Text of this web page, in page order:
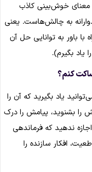
خوش‌بینی کاذب
به چالش‌هاست. یعنی
به توانایی حل آن
بگیرم).
کنم؟
یاد بگیرید که آن را
بشنوید، پیامش را درک
ندهید که فرماندهی
افکار سازنده را